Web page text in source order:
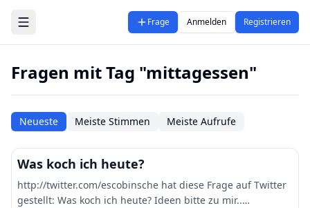
Zum Hauptinhalt springen
Frage Anmelden Registrieren
Fragen mit Tag "mittagessen"
Neueste Meiste Stimmen Meiste Aufrufe
Was koch ich heute?
http://twitter.com/escobinsche hat diese Frage auf Twitter
gestellt: Was koch ich heute? Ideen bitte zu mir..